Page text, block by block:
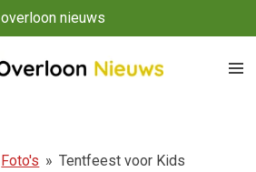
overloon nieuws
Foto's » Tentfeest voor Kids